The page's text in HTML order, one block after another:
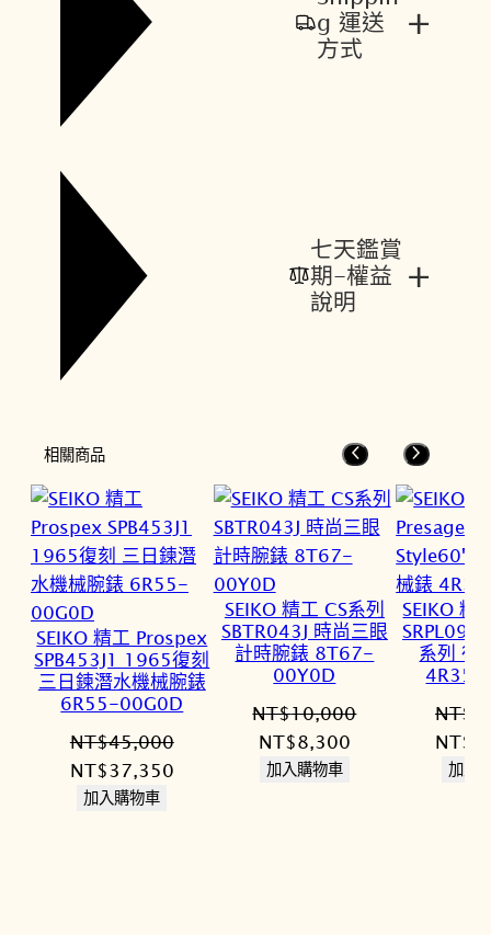
g 運送
方式
+
七天鑑賞
期-權益
說明
+
相關商品
SEIKO 精工 Prospex
SPB453J1 1965復刻
三日鍊潛水機械腕錶
6R55-00G0D
NT$45,000
原
始
NT$37,350目
加入購物車
SEIKO 精工 CS系列
SBTR043J 時尚三眼
計時腕錶 8T67-
00Y0D
NT$10,000
原
始
NT$8,300目
加入購物車
SEIKO 精
系列 復
4R35-
NT$
原
始
NT$
加入